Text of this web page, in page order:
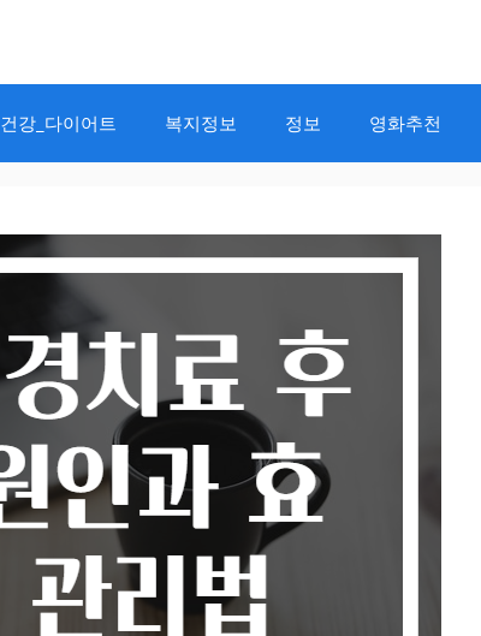
건강_다이어트 복지정보 정보 영화추천